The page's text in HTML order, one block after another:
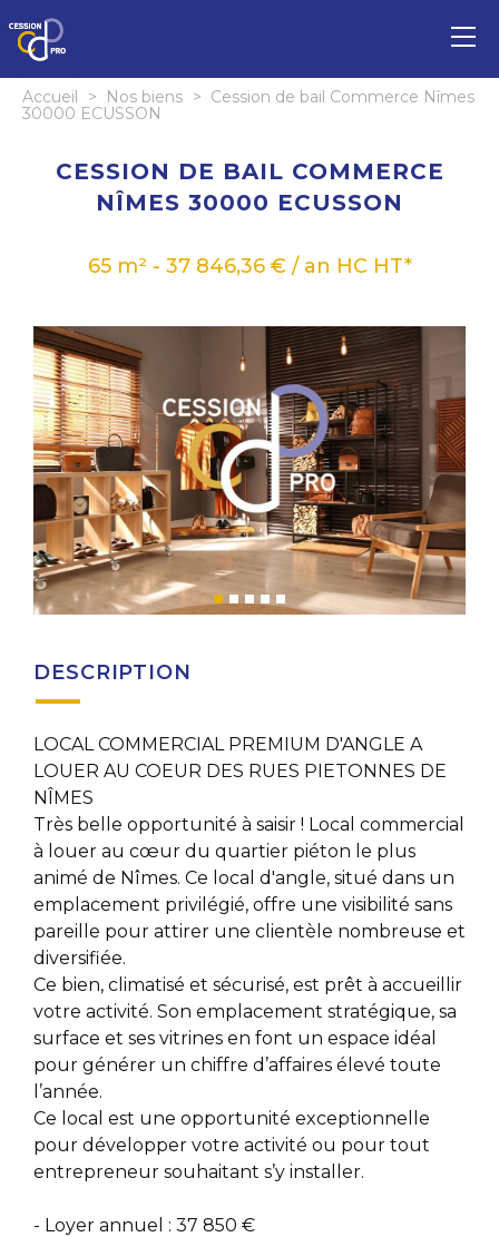
Accueil > Nos biens > Cession de bail Commerce Nîmes
30000 ECUSSON
CESSION DE BAIL COMMERCE
NÎMES 30000 ECUSSON
65 m² - 37 846,36 € / an HC HT*
DESCRIPTION
LOCAL COMMERCIAL PREMIUM D'ANGLE A
LOUER AU COEUR DES RUES PIETONNES DE
NÎMES
Très belle opportunité à saisir ! Local commercial
à louer au cœur du quartier piéton le plus
animé de Nîmes. Ce local d'angle, situé dans un
emplacement privilégié, offre une visibilité sans
pareille pour attirer une clientèle nombreuse et
diversifiée.
Ce bien, climatisé et sécurisé, est prêt à accueillir
votre activité. Son emplacement stratégique, sa
surface et ses vitrines en font un espace idéal
pour générer un chiffre d’affaires élevé toute
l’année.
Ce local est une opportunité exceptionnelle
pour développer votre activité ou pour tout
entrepreneur souhaitant s’y installer.
- Loyer annuel : 37 850 €